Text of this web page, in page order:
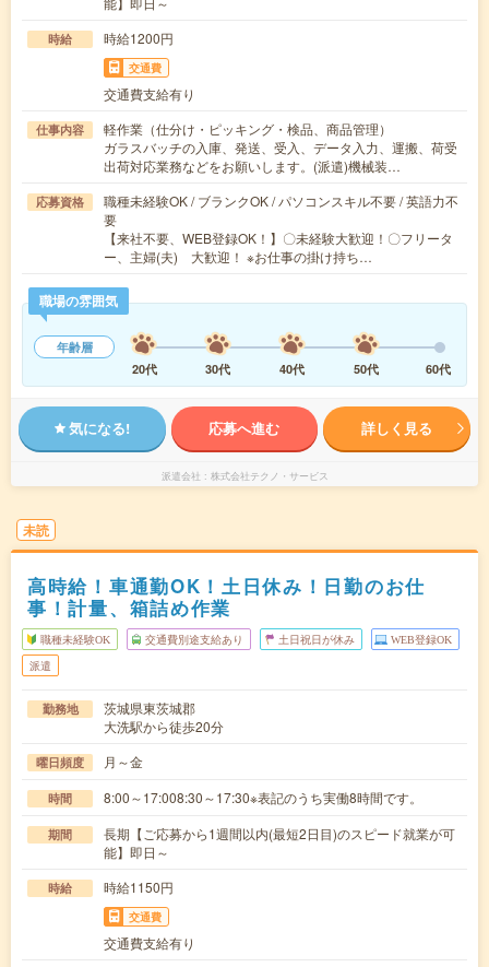
時給 時給1200円
交通費
交通費支給有り
仕事内容
軽作業（仕分け・ピッキング・検品、商品管理）
ガラスバッチの入庫、発送、受入、データ入力、運搬、荷受
出荷対応業務などをお願いします。(派遣)機械装…
応募資格
職種未経験OK / ブランクOK / パソコンスキル不要 / 英語力不
要
【来社不要、WEB登録OK！】〇未経験大歓迎！〇フリータ
ー、主婦(夫) 大歓迎！ ※お仕事の掛け持ち…
職場の雰囲気
年齢層
20代
30代 40代 50代 60代
気になる! 応募へ進む 詳しく見る
派遣会社 株式会社テクノ・サービス
未読
高時給！車通勤OK！土日休み！日勤のお仕
事！計量、箱詰め作業
職種未経験OK 交通費別途支給あり 土日祝日が休み WEB登録OK
派遣
勤務地
茨城県東茨城郡
大洗駅から徒歩20分
曜日頻度 月～金
時間 8:00～17:008:30～17:30※表記のうち実働8時間です。
期間
長期【ご応募から1週間以内(最短2日目)のスピード就業が可
能】即日～
時給 時給1150円
交通費
交通費支給有り